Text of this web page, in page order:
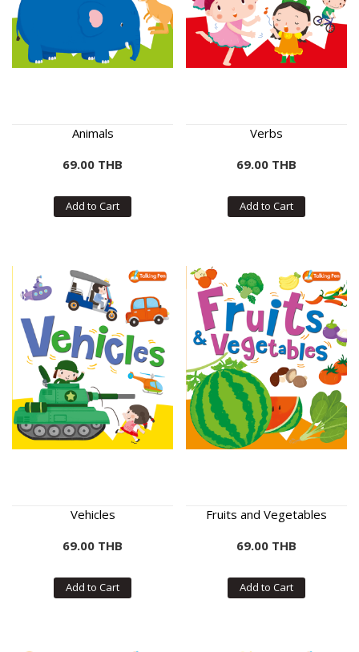
Animals
69.00 THB
Add to Cart
Verbs
69.00 THB
Add to Cart
Vehicles
69.00 THB
Add to Cart
Fruits and Vegetables
69.00 THB
Add to Cart